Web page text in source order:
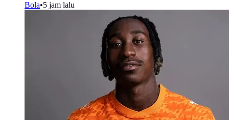
Bola•5 jam lalu